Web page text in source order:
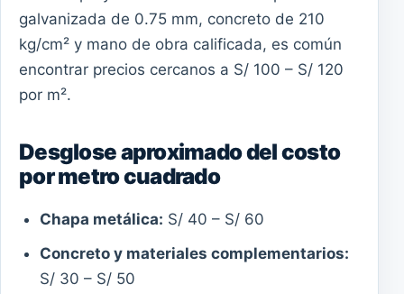
galvanizada de 0.75 mm, concreto de 210
kg/cm² y mano de obra calificada, es común
encontrar precios cercanos a S/ 100 – S/ 120
por m².
Desglose aproximado del costo
por metro cuadrado
Chapa metálica: S/ 40 – S/ 60
Concreto y materiales complementarios:
S/ 30 – S/ 50